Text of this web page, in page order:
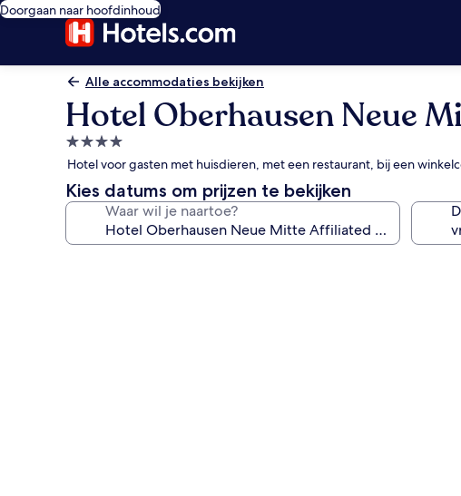
Doorgaan naar hoofdinhoud
Alle accommodaties bekijken
Hotel Oberhausen Neue
4.0-
sterrenaccommodatie
Hotel voor gasten met huisdieren, met een restaurant, bij een
Kies datums om prijzen te bekijken
Waar wil je naartoe?